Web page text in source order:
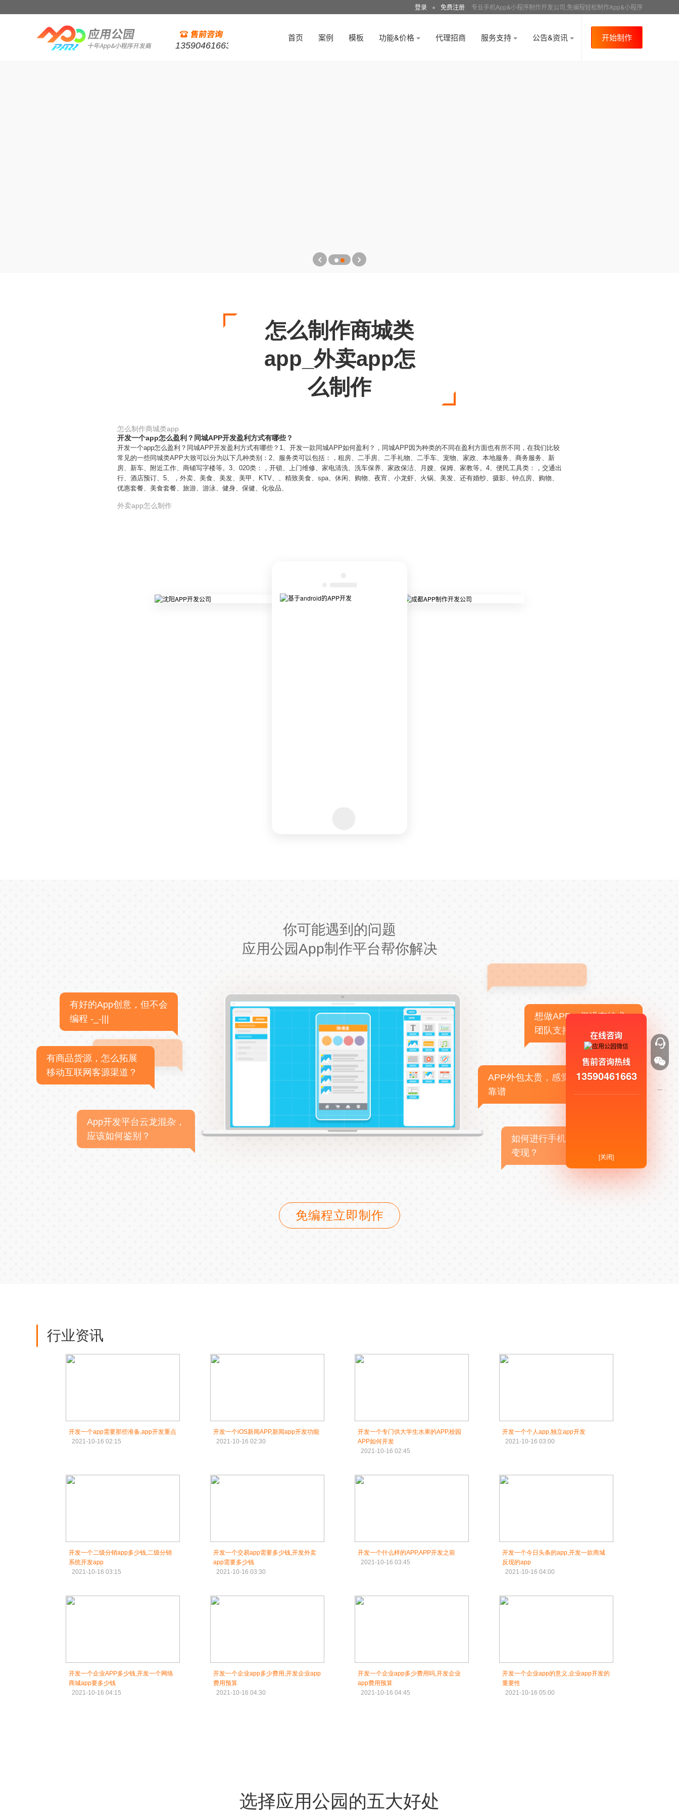
登录 ● 免费注册 专业手机App&小程序制作开发公司,免编程轻松制作App&小程序
13590461663
首页 案例 模板 功能&价格 代理招商 服务支持 公告&资讯 开始制作
怎么制作商城类
app_外卖app怎
么制作
怎么制作商城类app
开发一个app怎么盈利？同城APP开发盈利方式有哪些？
开发一个app怎么盈利？同城APP开发盈利方式有哪些？1、开发一款同城APP如何盈利？，同城APP因为种类的不同在盈利方面也有所不同，在我们比较
常见的一些同城类APP大致可以分为以下几种类别：2、服务类可以包括：，租房、二手房、二手礼物、二手车、宠物、家政、本地服务、商务服务、新
房、新车、附近工作、商铺写字楼等。3、020类：，开锁、上门维修、家电清洗、洗车保养、家政保洁、月嫂、保姆、家教等。4、便民工具类：，交通出
行、酒店预订、5、，外卖、美食、美发、美甲、KTV、、精致美食、spa、休闲、购物、夜宵、小龙虾、火锅、美发、还有婚纱、摄影、钟点房、购物、
优惠套餐、美食套餐、旅游、游泳、健身、保健、化妆品、
外卖app怎么制作
你可能遇到的问题
应用公园App制作平台帮你解决
有好的App创意，但不会
编程 -_-|||
有商品货源，怎么拓展
移动互联网客源渠道？
App开发平台云龙混杂，
应该如何鉴别？
想做APP，但没有技术
团队支持
APP外包太贵，感觉不
靠谱
如何进行手机APP商业
变现？
免编程立即制作
行业资讯
开发一个app需要那些准备,app开发重点
2021-10-16 02:15
开发一个iOS新闻APP,新闻app开发功能
2021-10-16 02:30
开发一个专门供大学生水果的APP,校园
APP如何开发
2021-10-16 02:45
开发一个个人app,独立app开发
2021-10-16 03:00
开发一个二级分销app多少钱,二级分销
系统开发app
2021-10-16 03:15
开发一个交易app需要多少钱,开发外卖
app需要多少钱
2021-10-16 03:30
开发一个什么样的APP,APP开发之前
2021-10-16 03:45
开发一个今日头条的app,开发一款商城
反现的app
2021-10-16 04:00
开发一个企业APP多少钱,开发一个网络
商城app要多少钱
2021-10-16 04:15
开发一个企业app多少费用,开发企业app
费用预算
2021-10-16 04:30
开发一个企业app多少费用吗,开发企业
app费用预算
2021-10-16 04:45
开发一个企业app的意义,企业app开发的
重要性
2021-10-16 05:00
选择应用公园的五大好处
在线咨询
售前咨询热线
13590461663
[关闭]